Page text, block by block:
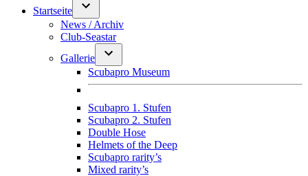
Startseite
News / Archiv
Club-Seastar
Gallerie
Scubapro Museum
Scubapro 1. Stufen
Scubapro 2. Stufen
Double Hose
Helmets of the Deep
Scubapro rarity’s
Mixed rarity’s